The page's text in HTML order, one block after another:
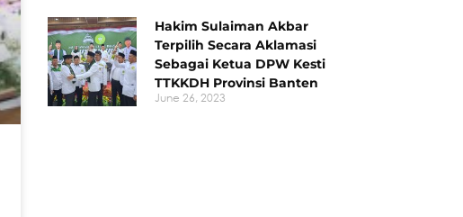
Hakim Sulaiman Akbar
Terpilih Secara Aklamasi
Sebagai Ketua DPW Kesti
TTKKDH Provinsi Banten
June 26, 2023